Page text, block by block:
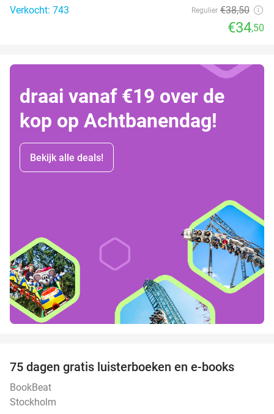
Verkocht: 743 Regulier €38,50
€34,50
draai vanaf €19 over de
kop op Achtbanendag!
Bekijk alle deals!
75 dagen gratis luisterboeken en e-books
BookBeat
Stockholm